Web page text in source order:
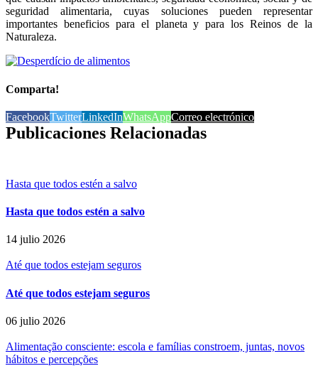
seguridad alimentaria, cuyas soluciones pueden representar
importantes beneficios para el planeta y para los Reinos de la
Naturaleza.
Comparta!
FacebookTwitterLinkedInWhatsAppCorreo electrónico
Publicaciones Relacionadas
Hasta que todos estén a salvo
Hasta que todos estén a salvo
14 julio 2026
Até que todos estejam seguros
Até que todos estejam seguros
06 julio 2026
Alimentação consciente: escola e famílias constroem, juntas, novos
hábitos e percepções